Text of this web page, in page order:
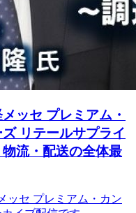
ッセ プレミアム・
リテールサプライ
流・配送の全体最
ッセ プレミアム・カン